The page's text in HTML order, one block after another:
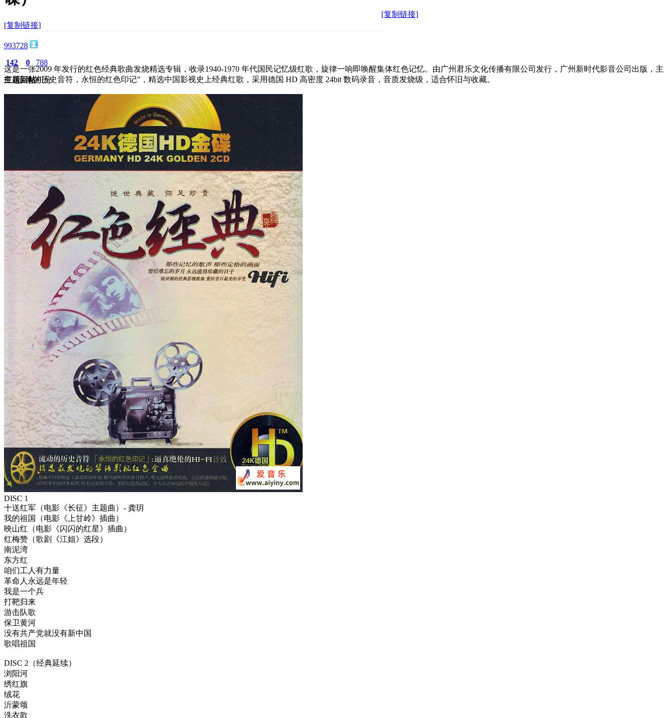
[复制链接]
[复制链接]
993728
142
主题
0
回帖
788
积分
积分
788
2026-5-12 17:14:00 显示全部楼层 /阅读模式
792
0
这是一张2009 年发行的红色经典歌曲发烧精选专辑，收录1940-1970 年代国民记忆级红歌，旋律一响即唤醒集体红色记忆。由广州君乐文化传播有限公司发行，广州新时代影音公司出版，主
打 “流动的历史音符，永恒的红色印记”，精选中国影视史上经典红歌，采用德国 HD 高密度 24bit 数码录音，音质发烧级，适合怀旧与收藏。
DISC 1
十送红军（电影《长征》主题曲）- 龚玥
我的祖国（电影《上甘岭》插曲）
映山红（电影《闪闪的红星》插曲）
红梅赞（歌剧《江姐》选段）
南泥湾
东方红
咱们工人有力量
革命人永远是年轻
我是一个兵
打靶归来
游击队歌
保卫黄河
没有共产党就没有新中国
歌唱祖国
DISC 2（经典延续）
浏阳河
绣红旗
绒花
沂蒙颂
洗衣歌